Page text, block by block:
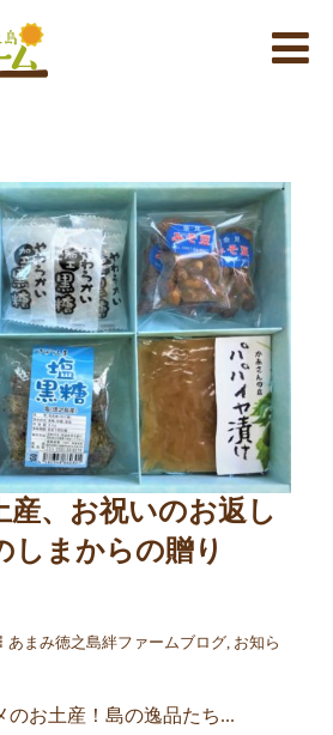
産、お祝いのお返し
しまからの贈り
あまみ徳之島絆ファームブログ, お知ら
のお土産！島の逸品たち...